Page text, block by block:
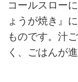
コールスロー
ょうが焼き』
ものです。汁
く、ごはんが